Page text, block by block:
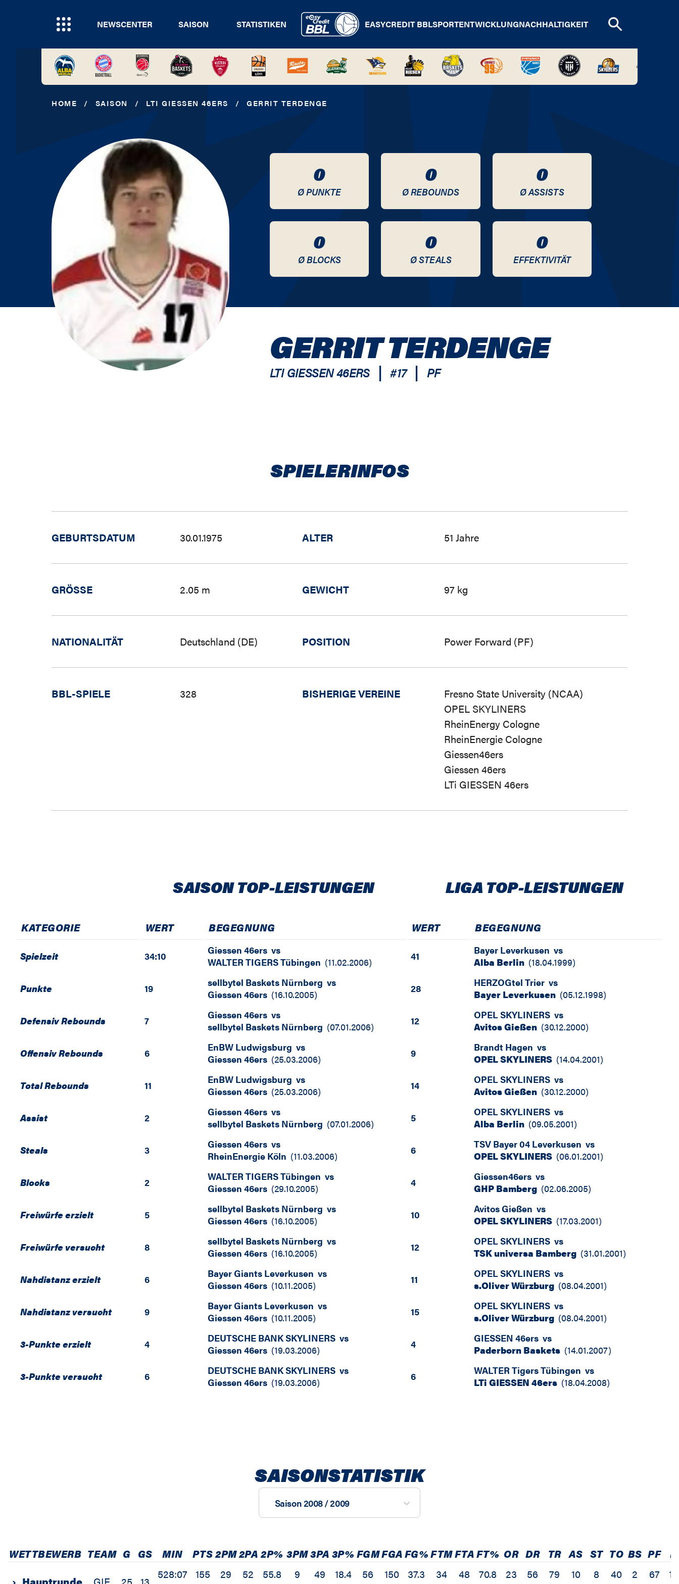
NEWSCENTER SAISON STATISTIKEN EASYCREDIT BBLSPORTENTWICKLUNGNACHHALTIGKEIT
HOME / SAISON / LTI GIESSEN 46ERS / GERRIT TERDENGE
0
Ø PUNKTE
0
Ø REBOUNDS
0
Ø ASSISTS
0
Ø BLOCKS
0
Ø STEALS
0
EFFEKTIVITÄT
GERRIT TERDENGE
LTI GIESSEN 46ERS | #17 | PF
SPIELERINFOS
GEBURTSDATUM 30.01.1975 ALTER 51 Jahre
GRÖSSE 2.05 m GEWICHT 97 kg
NATIONALITÄT Deutschland (DE) POSITION Power Forward (PF)
BBL-SPIELE 328 BISHERIGE VEREINE
Fresno State University (NCAA)
OPEL SKYLINERS
RheinEnergy Cologne
RheinEnergie Cologne
Giessen46ers
Giessen 46ers
LTi GIESSEN 46ers
SAISON TOP-LEISTUNGEN LIGA TOP-LEISTUNGEN
KATEGORIE WERT BEGEGNUNG WERT BEGEGNUNG
Spielzeit 34:10 Giessen 46ers vs
WALTER TIGERS Tübingen (11.02.2006) 41 Bayer Leverkusen vs
Alba Berlin (18.04.1999)
Punkte 19 sellbytel Baskets Nürnberg vs
Giessen 46ers (16.10.2005) 28 HERZOGtel Trier vs
Bayer Leverkusen (05.12.1998)
Defensiv Rebounds 7 Giessen 46ers vs
sellbytel Baskets Nürnberg (07.01.2006) 12 OPEL SKYLINERS vs
Avitos Gießen (30.12.2000)
Offensiv Rebounds 6 EnBW Ludwigsburg vs
Giessen 46ers (25.03.2006) 9 Brandt Hagen vs
OPEL SKYLINERS (14.04.2001)
Total Rebounds 11 EnBW Ludwigsburg vs
Giessen 46ers (25.03.2006) 14 OPEL SKYLINERS vs
Avitos Gießen (30.12.2000)
Assist 2 Giessen 46ers vs
sellbytel Baskets Nürnberg (07.01.2006) 5 OPEL SKYLINERS vs
Alba Berlin (09.05.2001)
Steals 3 Giessen 46ers vs
RheinEnergie Köln (11.03.2006) 6 TSV Bayer 04 Leverkusen vs
OPEL SKYLINERS (06.01.2001)
Blocks 2 WALTER TIGERS Tübingen vs
Giessen 46ers (29.10.2005) 4 Giessen46ers vs
GHP Bamberg (02.06.2005)
Freiwürfe erzielt 5 sellbytel Baskets Nürnberg vs
Giessen 46ers (16.10.2005) 10 Avitos Gießen vs
OPEL SKYLINERS (17.03.2001)
Freiwürfe versucht 8 sellbytel Baskets Nürnberg vs
Giessen 46ers (16.10.2005) 12 OPEL SKYLINERS vs
TSK universa Bamberg (31.01.2001)
Nahdistanz erzielt 6 Bayer Giants Leverkusen vs
Giessen 46ers (10.11.2005) 11 OPEL SKYLINERS vs
s.Oliver Würzburg (08.04.2001)
Nahdistanz versucht 9 Bayer Giants Leverkusen vs
Giessen 46ers (10.11.2005) 15 OPEL SKYLINERS vs
s.Oliver Würzburg (08.04.2001)
3-Punkte erzielt 4 DEUTSCHE BANK SKYLINERS vs
Giessen 46ers (19.03.2006) 4 GIESSEN 46ers vs
Paderborn Baskets (14.01.2007)
3-Punkte versucht 6 DEUTSCHE BANK SKYLINERS vs
Giessen 46ers (19.03.2006) 6 WALTER Tigers Tübingen vs
LTi GIESSEN 46ers (18.04.2008)
SAISONSTATISTIK
Saison 2008 / 2009
WETTBEWERB TEAM G GS MIN PTS2PM2PA 2P% 3PM3PA 3P% FGMFGAFG%FTMFTAFT% OR DR TR AS ST TO BS PF
528:07 155
29
52
55.8
9
49
18.4
56
150
37.3
34
48
70.8
23
56
79
10
8
40
2
67